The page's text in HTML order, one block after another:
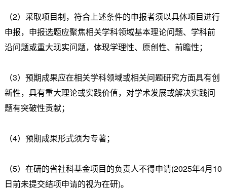
（2）采取项目制，符合上述条件的申报者须以具体项目进行
申报，申报选题应聚焦相关学科领域基本理论问题、学科前
沿问题或重大现实问题，体现学理性、原创性、前瞻性；
（3）预期成果应在相关学科领域或相关问题研究方面具有创
新性，具有重大理论或实践价值，对学术发展或解决实践问
题有突破性贡献；
（4）预期成果形式须为专著；
（5）在研的省社科基金项目的负责人不得申请(2025年4月10
日前未提交结项申请的视为在研)。